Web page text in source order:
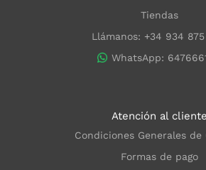
Tiendas
Llámanos: +34 934
WhatsApp:
Atención al cliente
Condiciones Generales de
Formas de pago